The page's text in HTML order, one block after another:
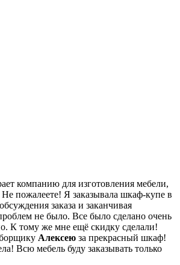
компанию для изготовления мебели,
пожалеете! Я заказывала шкаф-купе в
заказа и заканчивая
не было. Все было сделано очень
К тому же мне ещё скидку сделали!
Алексею за прекрасный шкаф!
Всю мебель буду заказывать только